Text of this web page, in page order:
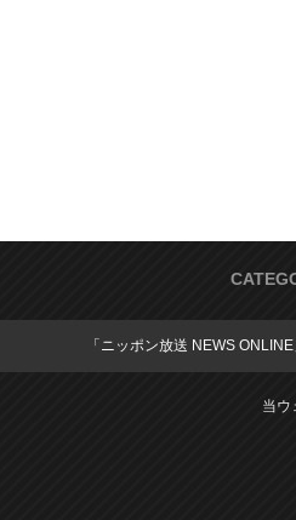
「ニッポン放送 NEWS
当ウ